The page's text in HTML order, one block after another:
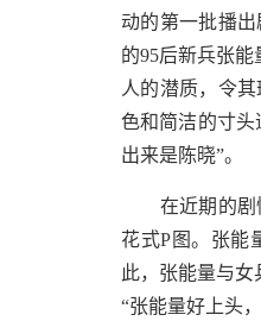
动的第一批播
的95后新兵张
人的潜质，令
色和简洁的寸头
出来是陈晓”。
在近期的剧情
花式P图。张能
此，张能量与
“张能量好上头